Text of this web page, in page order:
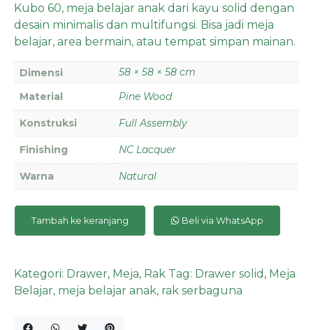
Kubo 60, meja belajar anak dari kayu solid dengan
desain minimalis dan multifungsi. Bisa jadi meja
belajar, area bermain, atau tempat simpan mainan.
Dimensi
58 × 58 × 58 cm
Material
Pine Wood
Konstruksi Full Assembly
Finishing NC Lacquer
Warna Natural
Tambah ke keranjang Beli via WhatsApp
Kategori: Drawer, Meja, Rak Tag: Drawer solid , Meja
Belajar, meja belajar anak, rak serbaguna